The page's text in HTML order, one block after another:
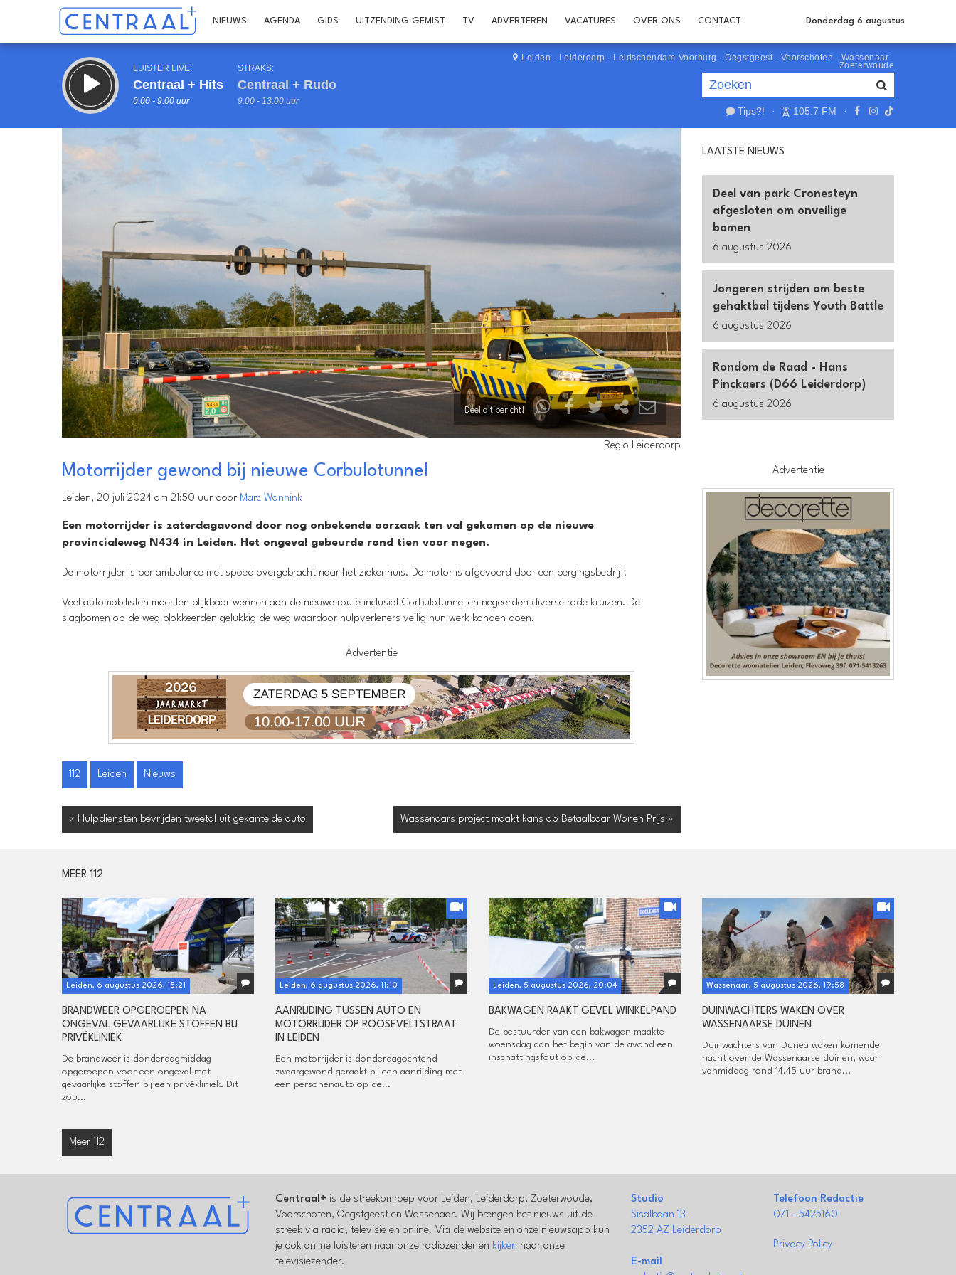
NIEUWS AGENDA GIDS UITZENDING GEMIST TV ADVERTEREN VACATURES OVER ONS CONTACT Donderdag 6 augustus
LUISTER LIVE:
Centraal + Hits
0.00 - 9.00 uur
STRAKS:
Centraal + Rudo
9.00 - 13.00 uur
Leiden · Leiderdorp · Leidschendam-Voorburg · Oegstgeest· Voorschoten · Wassenaar ·
Zoeterwoude
Tips?! · 105.7 FM ·
Deel dit bericht!
Regio Leiderdorp
Motorrijder gewond bij nieuwe Corbulotunnel
Leiden, 20 juli 2024 om 21:50 uur door Marc Wonnink
Een motorrijder is zaterdagavond door nog onbekende oorzaak ten val gekomen op de nieuwe
provincialeweg N434 in Leiden. Het ongeval gebeurde rond tien voor negen.
De motorrijder is per ambulance met spoed overgebracht naar het ziekenhuis. De motor is afgevoerd door een bergingsbedrijf.
Veel automobilisten moesten blijkbaar wennen aan de nieuwe route inclusief Corbulotunnel en negeerden diverse rode kruizen. De
slagbomen op de weg blokkeerden gelukkig de weg waardoor hulpverleners veilig hun werk konden doen.
Advertentie
112 Leiden Nieuws
« Hulpdiensten bevrijden tweetal uit gekantelde auto Wassenaars project maakt kans op Betaalbaar Wonen Prijs »
LAATSTE NIEUWS
Deel van park Cronesteyn
afgesloten om onveilige
bomen
6 augustus 2026
Jongeren strijden om beste
gehaktbal tijdens Youth Battle
6 augustus 2026
Rondom de Raad - Hans
Pinckaers (D66 Leiderdorp)
6 augustus 2026
Advertentie
MEER 112
Leiden, 6 augustus 2026, 15:21
BRANDWEER OPGEROEPEN NA
ONGEVAL GEVAARLIJKE STOFFEN BIJ
PRIVÉKLINIEK
De brandweer is donderdagmiddag
opgeroepen voor een ongeval met
gevaarlijke stoffen bij een privékliniek. Dit
zou...
Leiden, 6 augustus 2026, 11:10
AANRIJDING TUSSEN AUTO EN
MOTORRIJDER OP ROOSEVELTSTRAAT
IN LEIDEN
Een motorrijder is donderdagochtend
zwaargewond geraakt bij een aanrijding met
een personenauto op de...
Leiden, 5 augustus 2026, 20:04
BAKWAGEN RAAKT GEVEL WINKELPAND
De bestuurder van een bakwagen maakte
woensdag aan het begin van de avond een
inschattingsfout op de...
Wassenaar, 5 augustus 2026, 19:58
DUINWACHTERS WAKEN OVER
WASSENAARSE DUINEN
Duinwachters van Dunea waken komende
nacht over de Wassenaarse duinen, waar
vanmiddag rond 14.45 uur brand...
Meer 112
Centraal+ is de streekomroep voor Leiden, Leiderdorp, Zoeterwoude,
Voorschoten, Oegstgeest en Wassenaar. Wij brengen het nieuws uit de
streek via radio, televisie en online. Via de website en onze nieuwsapp kun
je ook online luisteren naar onze radiozender en kijken naar onze
televisiezender.
Studio
Sisalbaan 13
2352 AZ Leiderdorp
E-mail
Telefoon Redactie
071 - 5425160
Privacy Policy